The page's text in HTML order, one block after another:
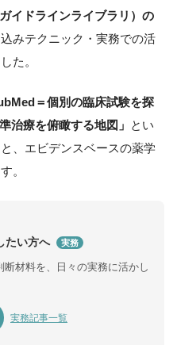
イドラインライブラリ）の
みテクニック・実務での活
た。
＝個別の臨床試験を探
治療を俯瞰する地図」 とい
、エビデンスベースの薬学
。
たい方へ 実務
材料を、日々の実務に活かし
実務記事一覧